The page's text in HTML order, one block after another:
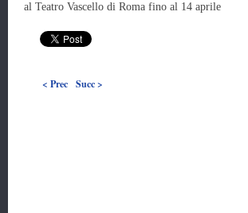
al Teatro Vascello di Roma fino al 14 aprile
< Prec Succ >